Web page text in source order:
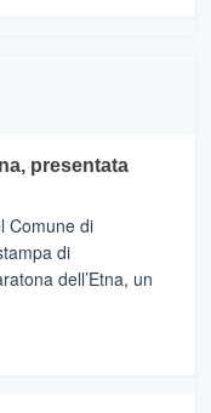
presentata
Comune di
di
dell’Etna, un